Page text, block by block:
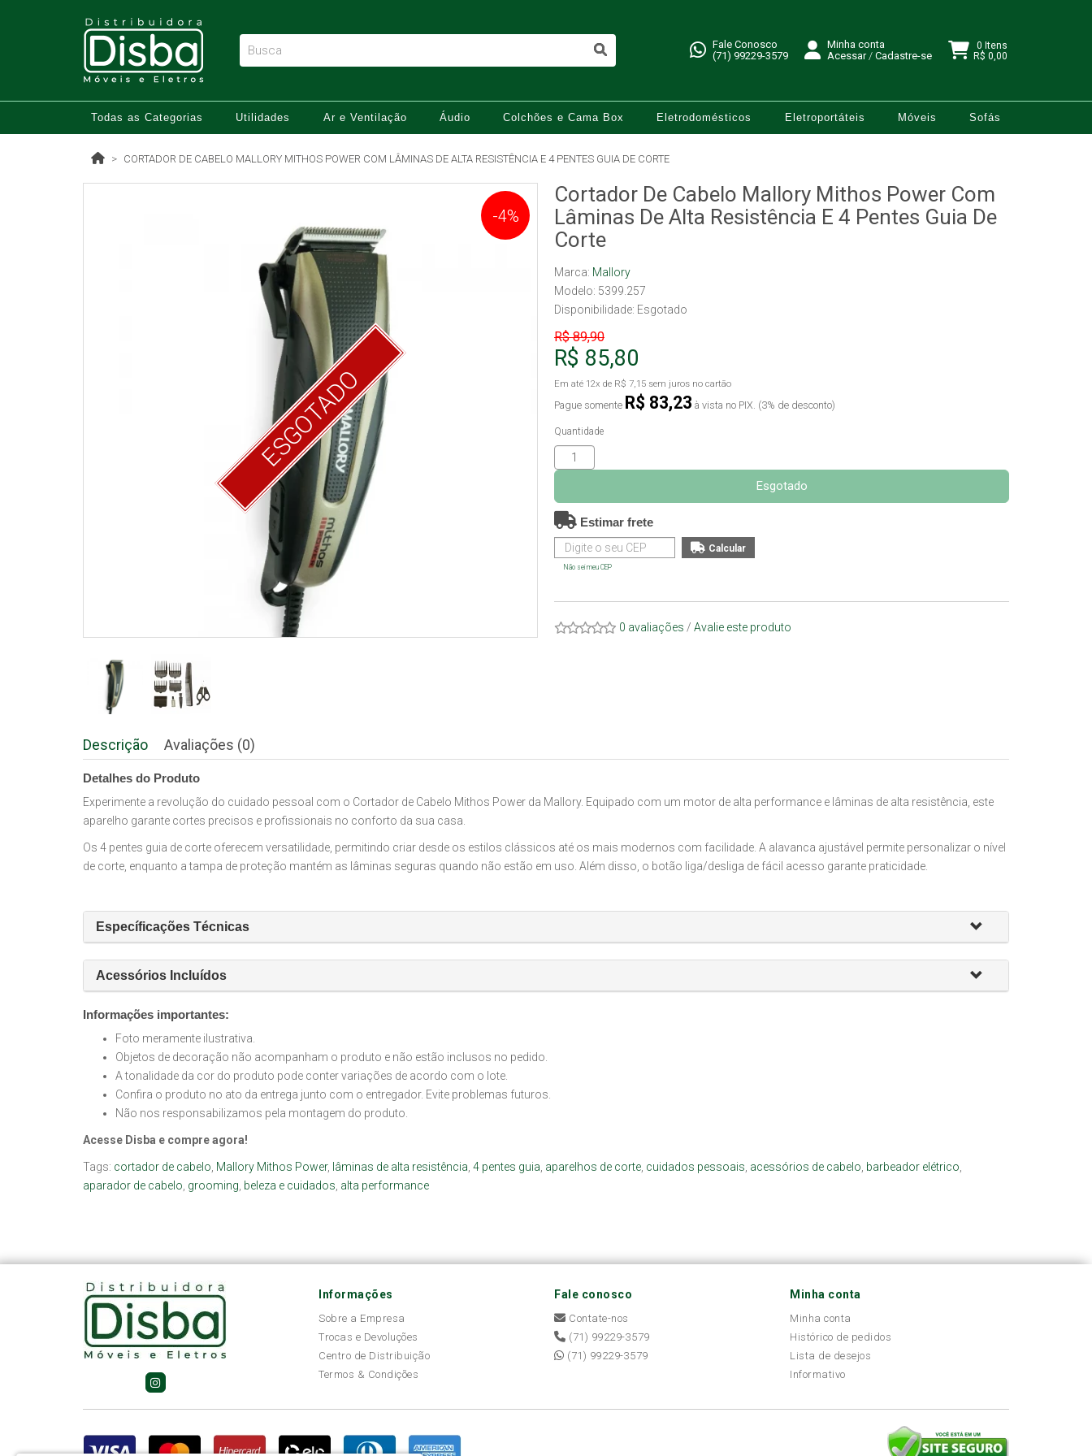
Fale Conosco
(71) 99229-3579
Minha conta
Acessar/ Cadastre-se
0 Itens
R$ 0,00
Todas as Categorias Utilidades Ar e Ventilação Áudio Colchões e Cama Box Eletrodomésticos Eletroportáteis Móveis Sofás
CORTADOR DE CABELO MALLORY MITHOS POWER COM LÂMINAS DE ALTA RESISTÊNCIA E 4 PENTES GUIA DE CORTE
ESGOTADO
-4%
Cortador De Cabelo Mallory Mithos Power Com
Lâminas De Alta Resistência E 4 Pentes Guia De
Corte
Marca: Mallory
Modelo: 5399.257
Disponibilidade: Esgotado
R$ 89,90
R$ 85,80
Em até 12x de R$ 7,15 sem juros no cartão
Pague somente R$ 83,23 à vista no PIX. (3% de desconto)
Quantidade
Esgotado
Estimar frete
Não sei meu CEP
0 avaliações / Avalie este produto
Descrição Avaliações (0)
Detalhes do Produto
Experimente a revolução do cuidado pessoal com o Cortador de Cabelo Mithos Power da Mallory. Equipado com um motor de alta performance e lâminas de alta resistência, este
aparelho garante cortes precisos e profissionais no conforto da sua casa.
Os 4 pentes guia de corte oferecem versatilidade, permitindo criar desde os estilos clássicos até os mais modernos com facilidade. A alavanca ajustável permite personalizar o nível
de corte, enquanto a tampa de proteção mantém as lâminas seguras quando não estão em uso. Além disso, o botão liga/desliga de fácil acesso garante praticidade.
Específicações Técnicas
Acessórios Incluídos
Informações importantes:
Foto meramente ilustrativa.
Objetos de decoração não acompanham o produto e não estão inclusos no pedido.
A tonalidade da cor do produto pode conter variações de acordo com o lote.
Confira o produto no ato da entrega junto com o entregador. Evite problemas futuros.
Não nos responsabilizamos pela montagem do produto.
Acesse Disba e compre agora!
Tags: cortador de cabelo Mallory Mithos Power, lâminas de alta resistência 4 pentes guia aparelhos de corte cuidados pessoais acessórios de cabelo barbeador elétrico
aparador de cabelo grooming beleza e cuidados alta performance
Informações
Sobre a Empresa
Trocas e Devoluções
Centro de Distribuição
Termos & Condições
Fale conosco
Contate-nos
(71) 99229-3579
(71) 99229-3579
Minha conta
Minha conta
Histórico de pedidos
Lista de desejos
Informativo